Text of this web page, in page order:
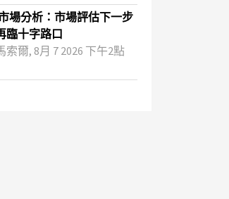
場分析：市場評估下一步
臨十字路口
爾, 8月 7 2026 下午2點